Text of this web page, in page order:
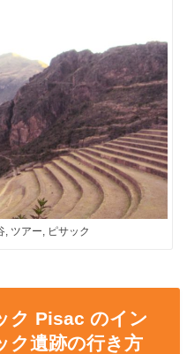
, ツアー, ピサック
ク Pisac のイン
ク遺跡の行き方